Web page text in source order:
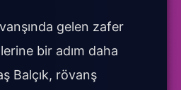
gelen zafer
bir adım daha
Balçık, rövanş